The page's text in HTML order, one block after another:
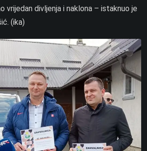
vrijedan divljenja i naklona – istaknuo je
(ika)